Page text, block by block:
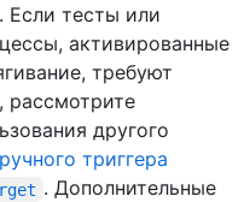
Если тесты или
активированные
требуют
рассмотрите
другого
ручного триггера
. Дополнительные